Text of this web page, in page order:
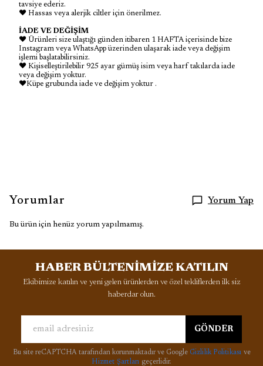
tavsiye ederiz.
♥ Hassas veya alerjik ciltler için önerilmez.
İADE VE DEĞİŞİM
♥ Ürünleri size ulaştığı günden itibaren 1 HAFTA içerisinde bize
Instagram veya WhatsApp üzerinden ulaşarak iade veya değişim
işlemi başlatabilirsiniz.
♥ Kişiselleştirilebilir 925 ayar gümüş isim veya harf takılarda iade
veya değişim yoktur.
♥Küpe grubunda iade ve değişim yoktur .
Yorumlar Yorum Yap
Bu ürün için henüz yorum yapılmamış.
HABER BÜLTENİMİZE KATILIN
Ekibimize katılın ve yeni gelen ürünlerden ve özel tekliflerden ilk siz
haberdar olun.
GÖNDER
Bu site reCAPTCHA tarafından korunmaktadır ve Google Gizlilik Politikası ve
Hizmet Şartları geçerlidir.